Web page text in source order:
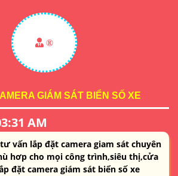
®️
GIÁM SÁT BIỂN SỐ XE
AM
vấn lắp đặt camera giam sát chuyên
hơp cho mọi công trình,siêu thị,cửa
đặt camera giám sát biển số xe